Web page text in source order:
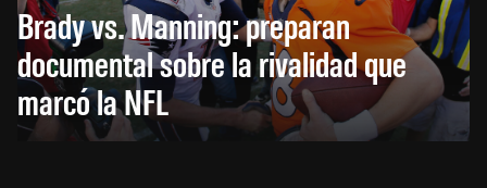
Brady vs. Manning: preparan
documental sobre la rivalidad que
marcó la NFL